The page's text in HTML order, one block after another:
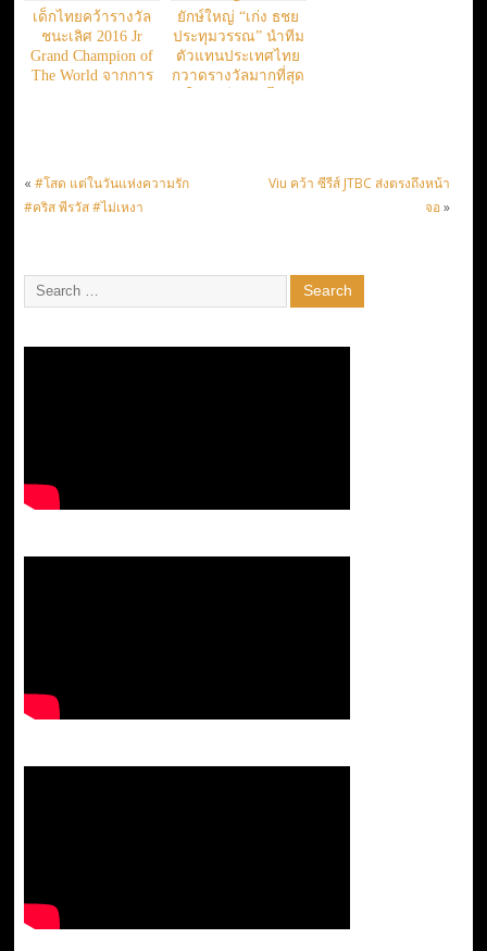
เด็กไทยคว้ารางวัล
ชนะเลิศ 2016 Jr
Grand Champion of
The World จากการ
ยักษ์ใหญ่ “เก่ง ธชย
ประทุมวรรณ” นำทีม
ตัวแทนประเทศไทย
กวาดรางวัลมากที่สุด
« #โสด แต่ในวันแห่งความรัก
#คริส พีรวัส #ไม่เหงา
Viu คว้า ซีรีส์ JTBC ส่งตรงถึงหน้า
จอ»